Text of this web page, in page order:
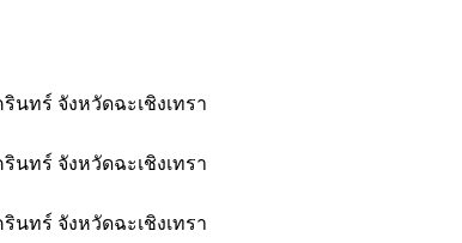
ทร์ จังหวัดฉะเชิงเทรา
ทร์ จังหวัดฉะเชิงเทรา
ทร์ จังหวัดฉะเชิงเทรา